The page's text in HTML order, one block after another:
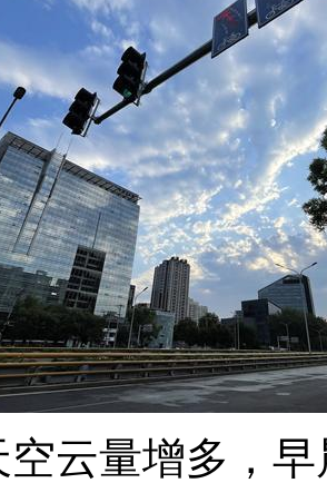
空云量增多，